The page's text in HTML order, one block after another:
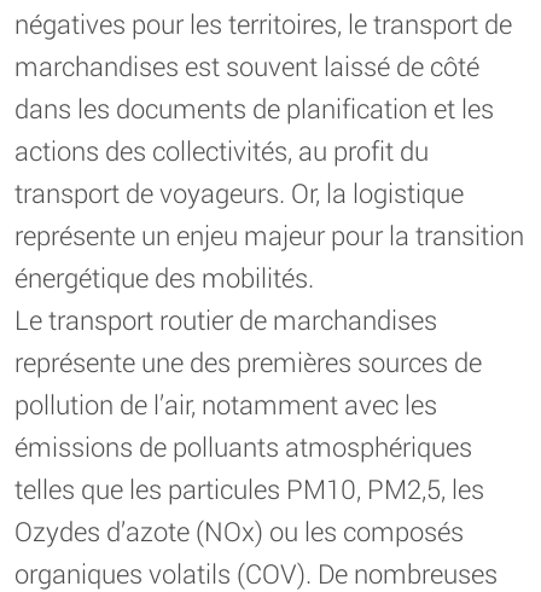
négatives pour les territoires, le transport de
marchandises est souvent laissé de côté
dans les documents de planification et les
actions des collectivités, au profit du
transport de voyageurs. Or, la logistique
représente un enjeu majeur pour la transition
énergétique des mobilités.
Le transport routier de marchandises
représente une des premières sources de
pollution de l’air, notamment avec les
émissions de polluants atmosphériques
telles que les particules PM10, PM2,5, les
Ozydes d’azote (NOx) ou les composés
organiques volatils (COV). De nombreuses